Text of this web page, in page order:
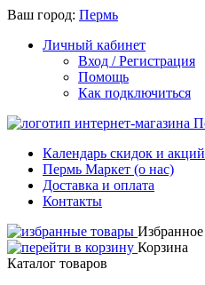
Ваш город: Пермь
Личный кабинет
Вход / Регистрация
Помощь
Как подключиться
Календарь скидок и акций
Пермь Маркет (о нас)
Доставка и оплата
Контакты
Избранное
Корзина
Каталог товаров